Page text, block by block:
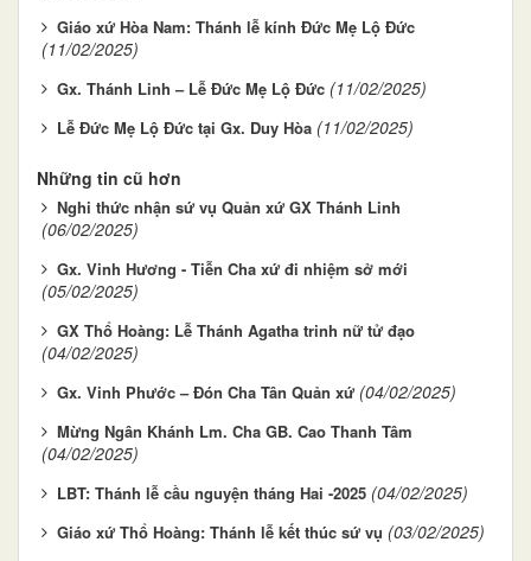
Giáo xứ Hòa Nam: Thánh lễ kính Đức Mẹ Lộ Đức
(11/02/2025)
Gx. Thánh Linh – Lễ Đức Mẹ Lộ Đức (11/02/2025)
Lễ Đức Mẹ Lộ Đức tại Gx. Duy Hòa (11/02/2025)
Những tin cũ hơn
Nghi thức nhận sứ vụ Quản xứ GX Thánh Linh
(06/02/2025)
Gx. Vinh Hương - Tiễn Cha xứ đi nhiệm sở mới
(05/02/2025)
GX Thổ Hoàng: Lễ Thánh Agatha trinh nữ tử đạo
(04/02/2025)
Gx. Vinh Phước – Đón Cha Tân Quản xứ (04/02/2025)
Mừng Ngân Khánh Lm. Cha GB. Cao Thanh Tâm
(04/02/2025)
LBT: Thánh lễ cầu nguyện tháng Hai -2025 (04/02/2025)
Giáo xứ Thổ Hoàng: Thánh lễ kết thúc sứ vụ (03/02/2025)